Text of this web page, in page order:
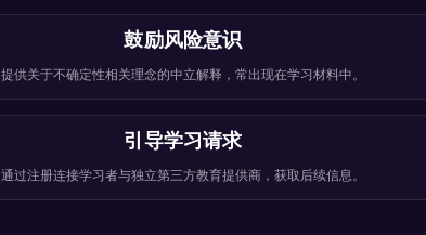
鼓励风险意识
提供关于不确定性相关理念的中立解释，常出现在学习材料中。
引导学习请求
通过注册连接学习者与独立第三方教育提供商，获取后续信息。